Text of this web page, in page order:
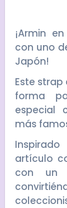
¡Armin
con uno
Japón!
Este
forma
especial
más
artículo
con un